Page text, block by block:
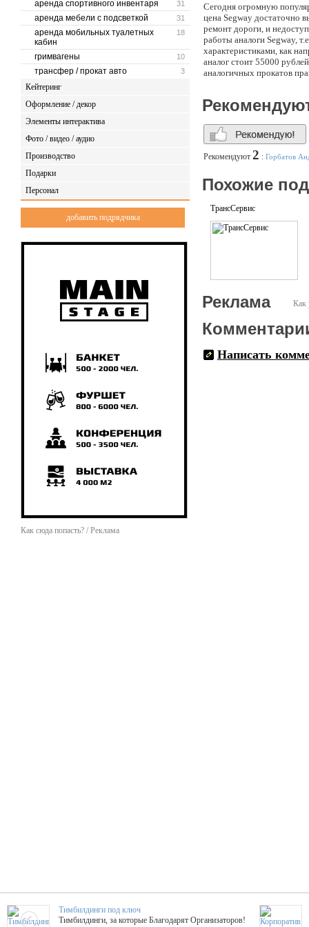
31
аренда спортивного инвентаря
31
аренда мебели с подсветкой
18
аренда мобильных туалетных
кабин
10
гримвагены
3
трансфер / прокат авто
Кейтеринг
Оформление / декор
Элементы интерактива
Фото / видео / аудио
Производство
Подарки
Персонал
добавить подрядчика
Как сюда попасть? / Реклама
Сегодня огромную
цена Segway достаточно
ремонт дороги, и
работы аналоги Segway,
характеристиками, как
аналог стоит 55000
аналогичных прокатов
аналогичные электро
пешком пришлось бы
их использования.
технических
и на них могут кататься
мощности, например 350
еще и в том ,что в нем
увеличения запаса хода
среднем 100000 рублей
новую прибыльную идею
пока конкуренты Вас не
Рекомендуют 2 : Горбатов
Похожие
ТрансСервис
Как
Реклама
Написать
Тимбилдинги под ключ
Тимбилдинги, за которые Благодарят Организаторов!